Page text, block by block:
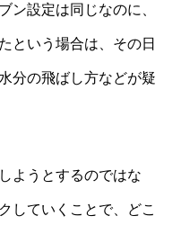
ン設定は同じなのに、
という場合は、その日
分の飛ばし方などが疑
ようとするのではな
していくことで、どこ